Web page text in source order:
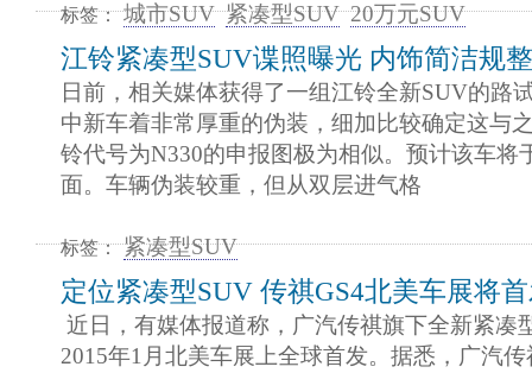
标签： 城市SUV 紧凑型SUV 20万元SUV
江铃紧凑型SUV谍照曝光 内饰简洁规整
日前，相关媒体获得了一组江铃全新SUV的路
中新车着非常厚重的伪装，细加比较确定这与
铃代号为N330的申报图极为相似。预计该车将
面。车辆伪装较重，但从双层进气格
标签： 紧凑型SUV
定位紧凑型SUV 传祺GS4北美车展将
近日，有媒体报道称，广汽传祺旗下全新紧凑
2015年1月北美车展上全球首发。据悉，广汽